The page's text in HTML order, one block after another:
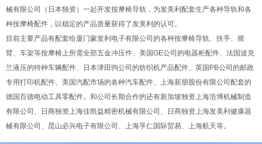
械有限公司（日本独资）一起开发按摩椅导轨，为发美利配套生产各种导轨和各
种按摩椅配件，以稳定的产品质量获得了发美利的认可。
目前主要产品有配套给厦门蒙发利电子有限公司的各种按摩椅导轨、扶手、摇
臂、车架等按摩椅上所需全部五金冲压件、美国GE公司的电器柜配件、法国波克
兰液压的特种车辆配件、日本津田驹公司的纺织机产品配件、英国PB公司的邮政
专用打印机配件、美国汽配市场的各种汽车配件、上海新朋股份有限公司配套的
德国百德电动工具零配件。和公司长期合作的还有新加坡独资上海浩博机械制造
有限公司、日商独资上海佳凯益精密机械有限公司、日商独资上海发美利健康器
械有限公司、昆山必兴电子有限公司、上海孚仁国际贸易、上海航天等。